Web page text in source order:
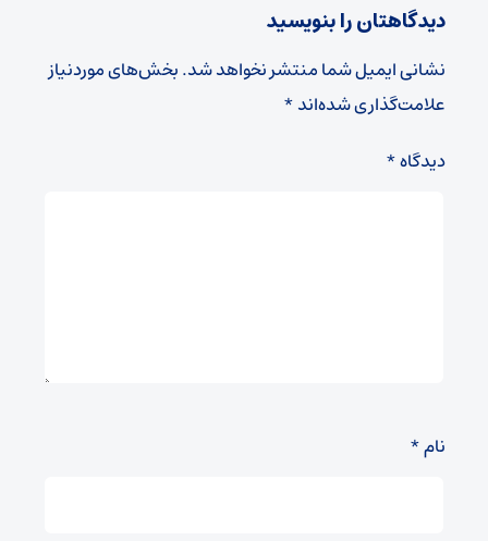
دیدگاهتان را بنویسید
نشانی ایمیل شما منتشر نخواهد شد.بخش‌های موردنیاز
علامت‌گذاری شده‌اند*
دیدگاه*
نام*